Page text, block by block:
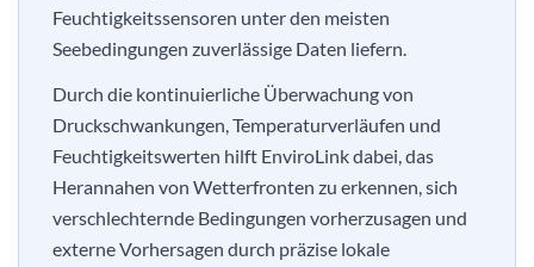
Feuchtigkeitssensoren unter den meisten
Seebedingungen zuverlässige Daten liefern.
Durch die kontinuierliche Überwachung von
Druckschwankungen, Temperaturverläufen und
Feuchtigkeitswerten hilft EnviroLink dabei, das
Herannahen von Wetterfronten zu erkennen, sich
verschlechternde Bedingungen vorherzusagen und
externe Vorhersagen durch präzise lokale